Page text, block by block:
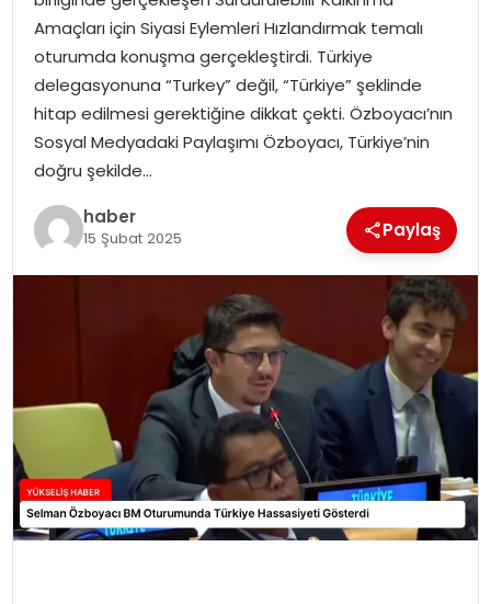
Amaçları için Siyasi Eylemleri Hızlandırmak temalı
oturumda konuşma gerçekleştirdi. Türkiye
delegasyonuna “Turkey” değil, “Türkiye” şeklinde
hitap edilmesi gerektiğine dikkat çekti. Özboyacı’nın
Sosyal Medyadaki Paylaşımı Özboyacı, Türkiye’nin
doğru şekilde…
haber
15 Şubat 2025 Paylaş